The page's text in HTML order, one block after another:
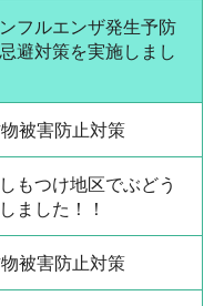
フルエンザ発生予防
避対策を実施しまし
被害防止対策
もつけ地区でぶどう
ました！！
被害防止対策